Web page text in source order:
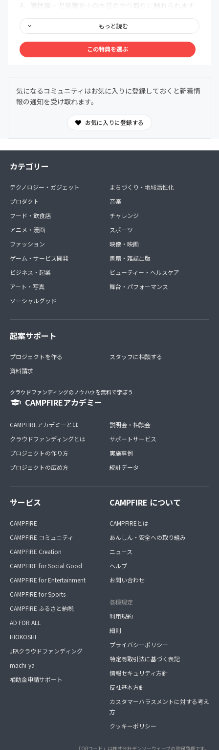
4、管理職・児発管同士の本音のやり取りに触れられます
5、蓄積された過去のやり取りを、いつでも読み返せます
☆【特典内容】☆
矢部からのフィードバック・コメント
月1回のZOOMライブ配信（リアルタイムQ&A）
ライブ配信のアーカイブ視聴
ここは 「正解をもらう場所」ということではなく、支援者
として大きく自信を付けてもらう場所です。 明日からの支
援に活かせるアウトプットできる、実効性の高い内容を配
信します。※同法人または同施設内の職員さんが2名でご
参加いただく場合のプランです。
このコミュニティで得られるのは、ノウハウや即効性のあ
る答えではありません。
その代わりに、重心児支援の現場で迷ったときに立ち戻れ
る“考え方”と“視点”を共有する環境があります。
1、重心児支援者だけの、クローズドな場に参加できます
きます
☆【特典内容】☆
重心児支援に関する悩み・事例・疑問を自由に投稿できる
クローズドFBコミュニティ
月1回のZOOMライブ配信（リアルタイムQ&A）
ライブ配信のアーカイブ視聴
として大きく自信を付けてもらう場所です。 明日からの支
信します。
もっと読む
この特典を選ぶ
気になるコミュニティはお気に入りに登録しておくと新着情
報の通知を受け取れます。
お気に入りに登録する
カテゴリー
テクノロジー・ガジェット
プロダクト
フード・飲食店
アニメ・漫画
ファッション
ゲーム・サービス開発
ビジネス・起業
アート・写真
ソーシャルグッド
まちづくり・地域活性化
音楽
チャレンジ
スポーツ
映像・映画
書籍・雑誌出版
ビューティー・ヘルスケア
舞台・パフォーマンス
起案サポート
プロジェクトを作る
資料請求
スタッフに相談する
クラウドファンディングのノウハウを無料で学ぼう
CAMPFIREアカデミー
CAMPFIREアカデミーとは
クラウドファンディングとは
プロジェクトの作り方
プロジェクトの広め方
説明会・相談会
サポートサービス
実施事例
統計データ
サービス
CAMPFIRE
CAMPFIRE コミュニティ
CAMPFIRE Creation
CAMPFIRE for Social Good
CAMPFIRE for Entertainment
CAMPFIRE for Sports
CAMPFIRE ふるさと納税
AD FOR ALL
HIOKOSHI
JFAクラウドファンディング
machi-ya
補助金申請サポート
CAMPFIRE について
CAMPFIREとは
あんしん・安全への取り組み
ニュース
ヘルプ
お問い合わせ
各種規定
利用規約
細則
プライバシーポリシー
特定商取引法に基づく表記
情報セキュリティ方針
反社基本方針
カスタマーハラスメントに対する考え
方
クッキーポリシー
「QRコード」は株式会社デンソーウェーブの登録商標です。